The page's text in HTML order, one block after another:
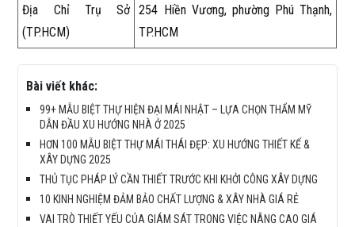
Địa Chỉ Trụ Sở
(TP.HCM)
254 Hiền Vương, phường Phú Thạnh,
TP.HCM
Bài viết khác:
99+ MẪU BIỆT THỰ HIỆN ĐẠI MÁI NHẬT – LỰA CHỌN THẨM MỸ
DẪN ĐẦU XU HƯỚNG NHÀ Ở 2025
HƠN 100 MẪU BIỆT THỰ MÁI THÁI ĐẸP: XU HƯỚNG THIẾT KẾ &
XÂY DỰNG 2025
THỦ TỤC PHÁP LÝ CẦN THIẾT TRƯỚC KHI KHỞI CÔNG XÂY DỰNG
10 KINH NGHIỆM ĐẢM BẢO CHẤT LƯỢNG & XÂY NHÀ GIÁ RẺ
VAI TRÒ THIẾT YẾU CỦA GIÁM SÁT TRONG VIỆC NÂNG CAO GIÁ